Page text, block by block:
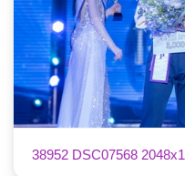
38952 DSC07568